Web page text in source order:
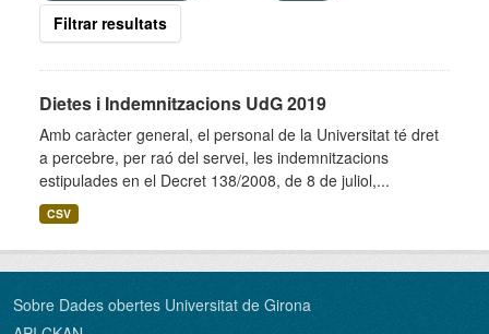
Filtrar resultats
Dietes i Indemnitzacions UdG 2019
Amb caràcter general, el personal de la Universitat té dret
a percebre, per raó del servei, les indemnitzacions
estipulades en el Decret 138/2008, de 8 de juliol,...
CSV
Sobre Dades obertes Universitat de Girona